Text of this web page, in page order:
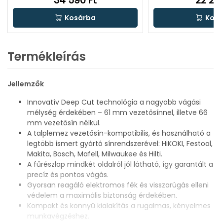
Kosárba
Termékleírás
Jellemzők
Innovatív Deep Cut technológia a nagyobb vágási
mélység érdekében – 61 mm vezetősínnel, illetve 66
mm vezetősín nélkül.
A talplemez vezetősín-kompatibilis, és használható a
legtöbb ismert gyártó sínrendszerével: HiKOKI, Festool,
Makita, Bosch, Mafell, Milwaukee és Hilti.
A fűrészlap mindkét oldalról jól látható, így garantált a
precíz és pontos vágás.
Gyorsan reagáló elektromos fék és visszarúgás elleni
védelem a maximális biztonság érdekében.
Kompakt és könnyű kialakítás a rugalmas, kényelmes
munkavégzéshez.